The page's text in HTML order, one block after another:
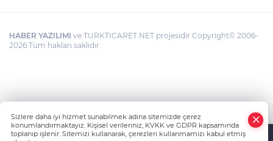
HABER YAZILIMI ve TURKTICARET.NET projesidir Copyright© 2006-
2026 Tüm hakları saklıdır.
Sizlere daha iyi hizmet sunabilmek adına sitemizde çerez
konumlandırmaktayız. Kişisel verileriniz, KVKK ve GDPR kapsamında
toplanıp işlenir. Sitemizi kullanarak, çerezleri kullanmamızı kabul etmiş